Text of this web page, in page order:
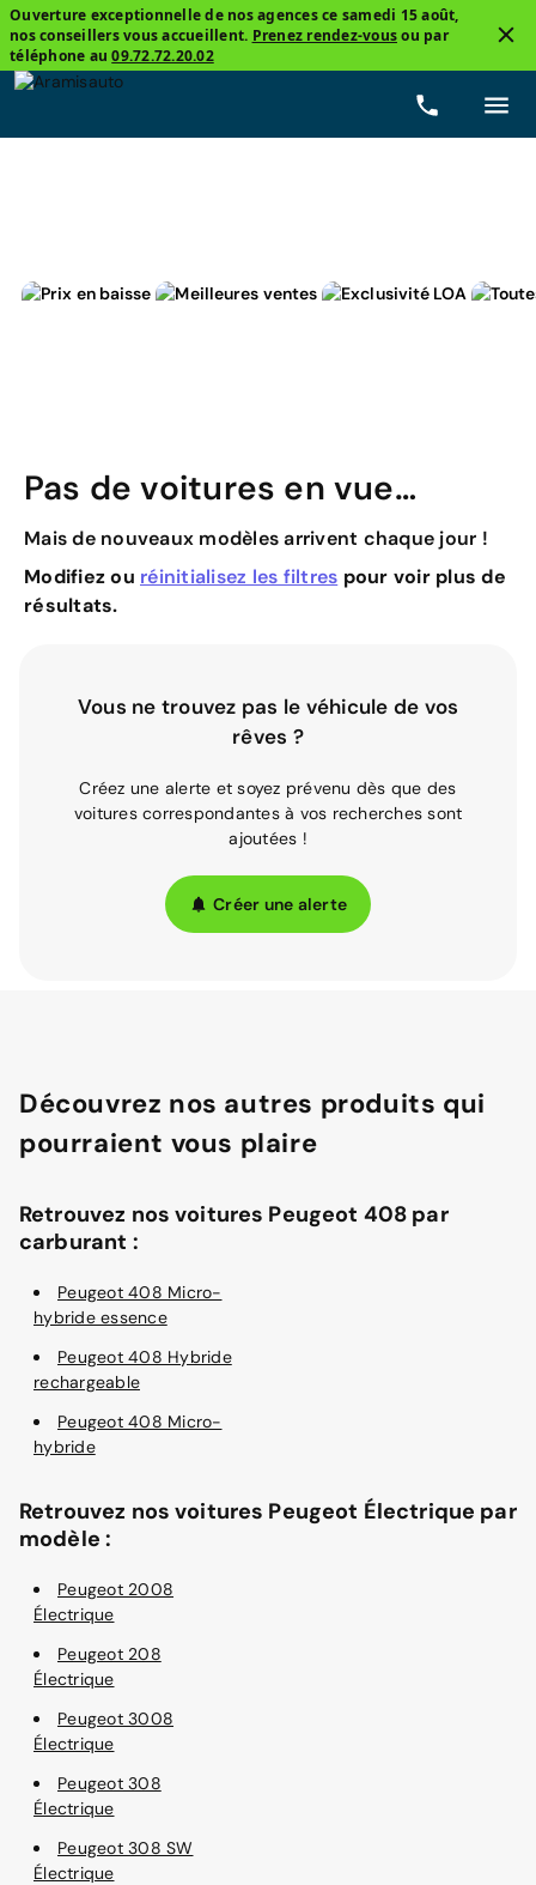
Ouverture exceptionnelle de nos agences ce samedi 15 août,
nos conseillers vous accueillent. Prenez rendez-vousou par
téléphone au09.72.72.20.02
Boîtes de vitesse
Pas de voitures en vue…
Mais de nouveaux modèles arrivent chaque jour !
Modifiez ou réinitialisez les filtres pour voir plus de
résultats.
Vous ne trouvez pas le véhicule de vos
rêves ?
Créez une alerte et soyez prévenu dès que des
voitures correspondantes à vos recherches sont
ajoutées !
Créer une alerte
Découvrez nos autres produits qui
pourraient vous plaire
Retrouvez nos voitures Peugeot 408 par
carburant :
Peugeot 408 Micro-
hybride essence
Peugeot 408 Hybride
rechargeable
Peugeot 408 Micro-
hybride
Retrouvez nos voitures Peugeot Électrique par
modèle :
Peugeot 2008
Électrique
Peugeot 208
Électrique
Peugeot 3008
Électrique
Peugeot 308
Électrique
Peugeot 308 SW
Électrique